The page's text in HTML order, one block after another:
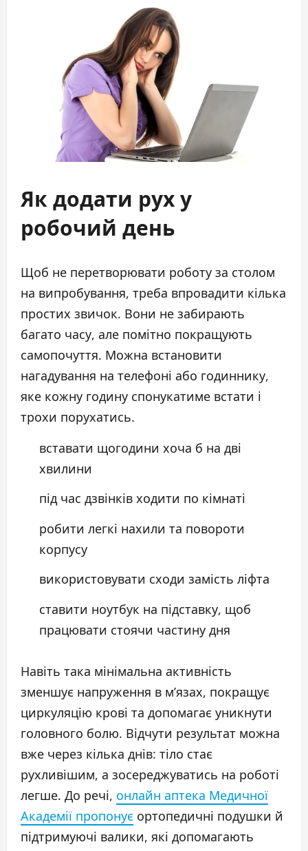
Як додати рух у
робочий день
Щоб не перетворювати роботу за столом
на випробування, треба впровадити кілька
простих звичок. Вони не забирають
багато часу, але помітно покращують
самопочуття. Можна встановити
нагадування на телефоні або годиннику,
яке кожну годину спонукатиме встати і
трохи порухатись.
вставати щогодини хоча б на дві
хвилини
під час дзвінків ходити по кімнаті
робити легкі нахили та повороти
корпусу
використовувати сходи замість ліфта
ставити ноутбук на підставку, щоб
працювати стоячи частину дня
Навіть така мінімальна активність
зменшує напруження в м’язах, покращує
циркуляцію крові та допомагає уникнути
головного болю. Відчути результат можна
вже через кілька днів: тіло стає
рухливішим, а зосереджуватись на роботі
легше. До речі, онлайн аптека Медичної
Академії пропонує ортопедичні подушки й
підтримуючі валики, які допомагають